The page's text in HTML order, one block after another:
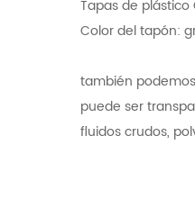
Tapas de plástico
Color del tapón:
también
puede ser
fluidos crudos,